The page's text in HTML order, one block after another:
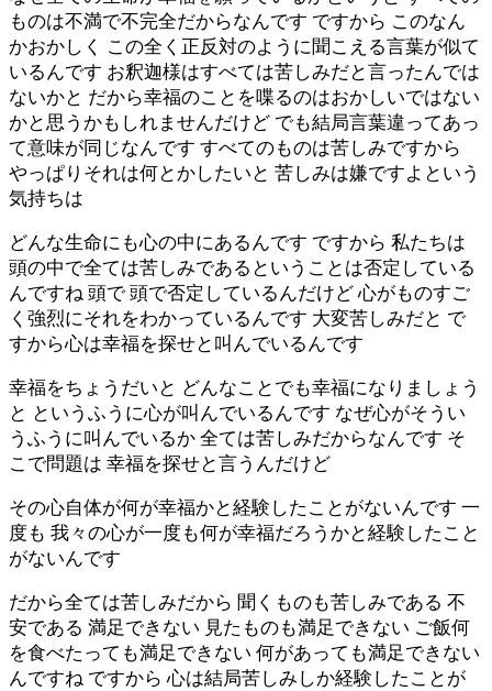
ものは不満で不完全だからなんです ですから このなん
かおかしく この全く正反対のように聞こえる言葉が似て
いるんです お釈迦様はすべては苦しみだと言ったんでは
ないかと だから幸福のことを喋るのはおかしいではない
かと思うかもしれませんだけど でも結局言葉違ってあっ
て意味が同じなんです すべてのものは苦しみですから
やっぱりそれは何とかしたいと 苦しみは嫌ですよという
気持ちは
どんな生命にも心の中にあるんです ですから 私たちは
頭の中で全ては苦しみであるということは否定している
んですね 頭で 頭で否定しているんだけど 心がものすご
く強烈にそれをわかっているんです 大変苦しみだと で
すから心は幸福を探せと叫んでいるんです
幸福をちょうだいと どんなことでも幸福になりましょう
と というふうに心が叫んでいるんです なぜ心がそうい
うふうに叫んでいるか 全ては苦しみだからなんです そ
こで問題は 幸福を探せと言うんだけど
その心自体が何が幸福かと経験したことがないんです 一
度も 我々の心が一度も何が幸福だろうかと経験したこと
がないんです
だから全ては苦しみだから 聞くものも苦しみである 不
安である 満足できない 見たものも満足できない ご飯何
を食べたっても満足できない 何があっても満足できない
んですね ですから 心は結局苦しみしか経験したことが